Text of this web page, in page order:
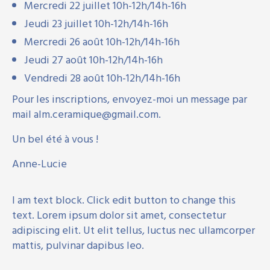
Mercredi 22 juillet 10h-12h/14h-16h
Jeudi 23 juillet 10h-12h/14h-16h
Mercredi 26 août 10h-12h/14h-16h
Jeudi 27 août 10h-12h/14h-16h
Vendredi 28 août 10h-12h/14h-16h
Pour les inscriptions, envoyez-moi un message par
mail alm.ceramique@gmail.com.
Un bel été à vous !
Anne-Lucie
I am text block. Click edit button to change this
text. Lorem ipsum dolor sit amet, consectetur
adipiscing elit. Ut elit tellus, luctus nec ullamcorper
mattis, pulvinar dapibus leo.